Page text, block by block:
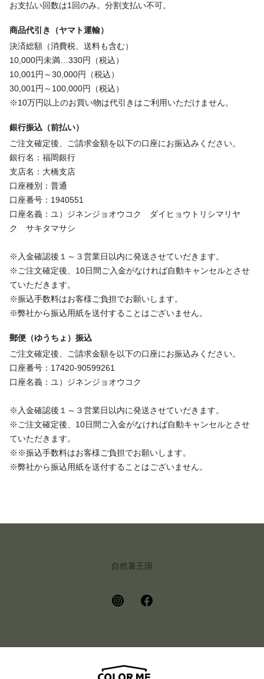
お支払い回数は1回のみ。分割支払い不可。
商品代引き（ヤマト運輸）
決済総額（消費税、送料も含む）
10,000円未満…330円（税込）
10,001円～30,000円（税込）
30,001円～100,000円（税込）
※10万円以上のお買い物は代引きはご利用いただけません。
銀行振込（前払い）
ご注文確定後、ご請求金額を以下の口座にお振込みください。
銀行名：福岡銀行
支店名：大橋支店
口座種別：普通
口座番号：1940551
口座名義：ユ）ジネンジョオウコク ダイヒョウトリシマリヤ
ク サキタマサシ
※入金確認後１～３営業日以内に発送させていだきます。
※ご注文確定後、10日間ご入金がなければ自動キャンセルとさせ
ていただきます。
※振込手数料はお客様ご負担でお願いします。
※弊社から振込用紙を送付することはございません。
郵便（ゆうちょ）振込
ご注文確定後、ご請求金額を以下の口座にお振込みください。
口座番号：17420-90599261
口座名義：ユ）ジネンジョオウコク
※入金確認後１～３営業日以内に発送させていだきます。
※ご注文確定後、10日間ご入金がなければ自動キャンセルとさせ
ていただきます。
※※振込手数料はお客様ご負担でお願いします。
※弊社から振込用紙を送付することはございません。
自然薯王国